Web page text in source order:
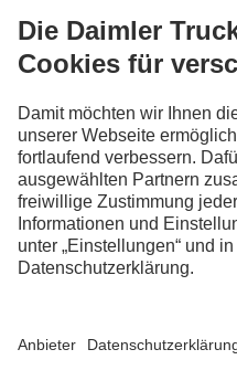
FOLLOW THE
Tausche jetzt Erfahrungen
Truckern aus.